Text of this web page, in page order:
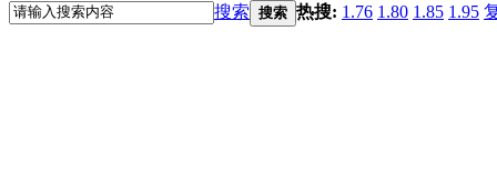
搜索 搜索 热搜: 1.76 1.80 1.85 1.95